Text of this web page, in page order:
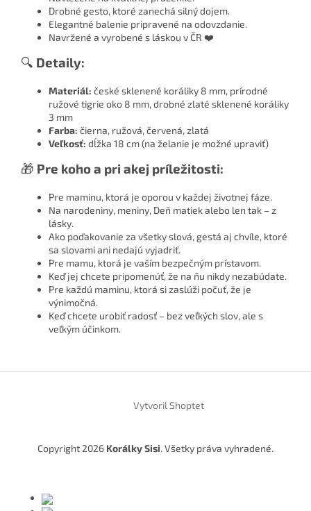
Drobné gesto, ktoré zanechá silný dojem.
Elegantné balenie pripravené na odovzdanie.
Navržené a vyrobené s láskou v ČR ❤️
🔍 Detaily:
Materiál: české sklenené koráliky 8 mm, prírodné
ružové tigrie oko 8 mm, drobné zlaté sklenené koráliky
3 mm
Farba: čierna, ružová, červená, zlatá
Veľkosť: dĺžka 18 cm (na želanie je možné upraviť)
🎁 Pre koho a pri akej príležitosti:
Pre maminu, ktorá je oporou v každej životnej fáze.
Na narodeniny, meniny, Deň matiek alebo len tak – z
lásky.
Ako poďakovanie za všetky slová, gestá aj chvíle, ktoré
sa slovami ani nedajú vyjadriť.
Pre mamu, ktorá je vaším bezpečným prístavom.
Keď jej chcete pripomenúť, že na ňu nikdy nezabúdate.
Pre každú maminu, ktorá si zaslúži počuť, že je
výnimočná.
Keď chcete urobiť radosť – bez veľkých slov, ale s
veľkým účinkom.
Vytvoril Shoptet
Copyright 2026 Korálky Sisi. Všetky práva vyhradené.